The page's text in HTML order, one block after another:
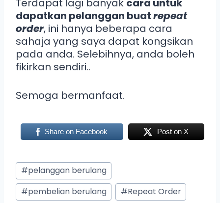
Terdapat lagi banyak cara untuk
dapatkan pelanggan buatrepeat
order, ini hanya beberapa cara
sahaja yang saya dapat kongsikan
pada anda. Selebihnya, anda boleh
fikirkan sendiri..
Semoga bermanfaat.
Share on Facebook Post on X
#pelanggan berulang
#pembelian berulang #Repeat Order